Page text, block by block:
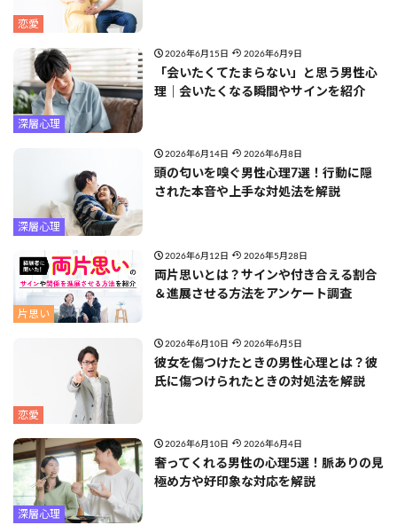
恋愛
深層心理
2026年6月15日 2026年6月9日
「会いたくてたまらない」と思う男性心
理｜会いたくなる瞬間やサインを紹介
深層心理
2026年6月14日 2026年6月8日
頭の匂いを嗅ぐ男性心理7選！行動に隠
された本音や上手な対処法を解説
片思い
2026年6月12日 2026年5月28日
両片思いとは？サインや付き合える割合
＆進展させる方法をアンケート調査
恋愛
2026年6月10日 2026年6月5日
彼女を傷つけたときの男性心理とは？彼
氏に傷つけられたときの対処法を解説
深層心理
2026年6月10日 2026年6月4日
奢ってくれる男性の心理5選！脈ありの見
極め方や好印象な対応を解説